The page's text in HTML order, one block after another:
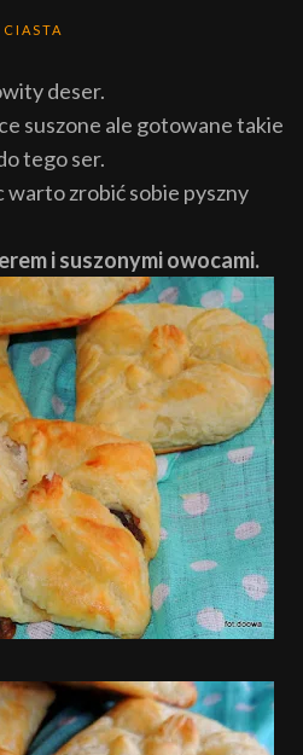
CIASTA
deser.
suszone ale gotowane takie
tego ser.
warto zrobić sobie pyszny
i suszonymi owocami.